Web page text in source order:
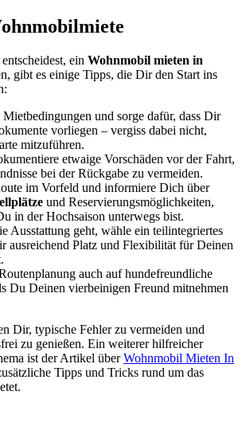
ein Wohnmobil mieten in
gibt es einige Tipps, die Dir den Start ins
und sorge dafür, dass Dir
vorliegen – vergiss dabei nicht,
mitzuführen.
etwaige Vorschäden vor der Fahrt,
bei der Rückgabe zu vermeiden.
im Vorfeld und informiere Dich über
und Reservierungsmöglichkeiten,
in der Hochsaison unterwegs bist.
Ausstattung geht, wähle ein teilintegriertes
ausreichend Platz und Flexibilität für Deinen
auch auf hundefreundliche
Du Deinen vierbeinigen Freund mitnehmen
Dir, typische Fehler zu vermeiden und
zu genießen. Ein weiterer hilfreicher
ist der Artikel überWohnmobil Mieten In
Tipps und Tricks rund um das